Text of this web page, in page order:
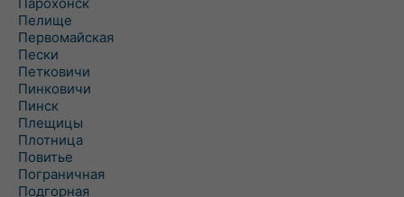
Пелище
Первомайская
Пески
Петковичи
Пинковичи
Пинск
Плещицы
Плотница
Повитье
Пограничная
Подгорная